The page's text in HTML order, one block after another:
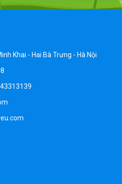
trẻ em BJQ-M03
₫
Khai - Hai Bà Trưng - Hà Nội